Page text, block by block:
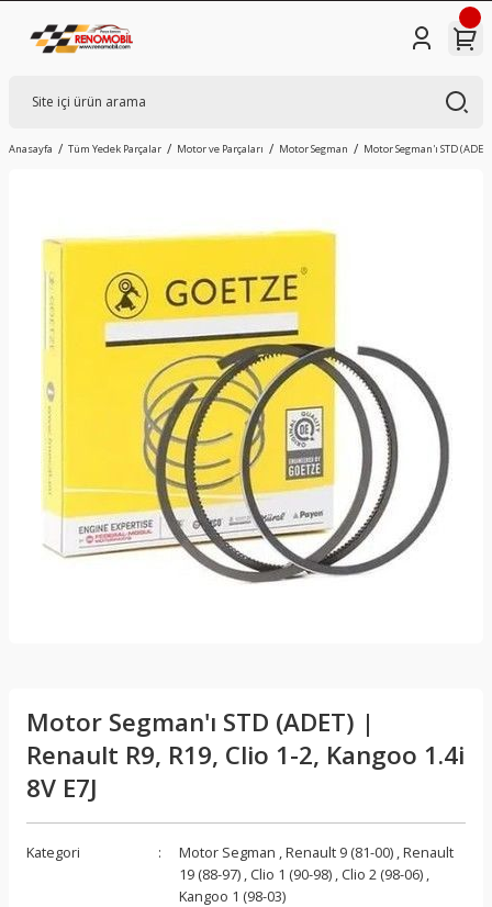
Anasayfa Tüm Yedek Parçalar Motor ve Parçaları Motor Segman Motor Segman'ı STD
Motor Segman'ı STD (ADET) |
Renault R9, R19, Clio 1-2, Kangoo 1.4i
8V E7J
Kategori Motor Segman ,Renault 9 (81-00) ,Renault
19 (88-97) , Clio 1 (90-98) , Clio 2 (98-06) ,
Kangoo 1 (98-03)